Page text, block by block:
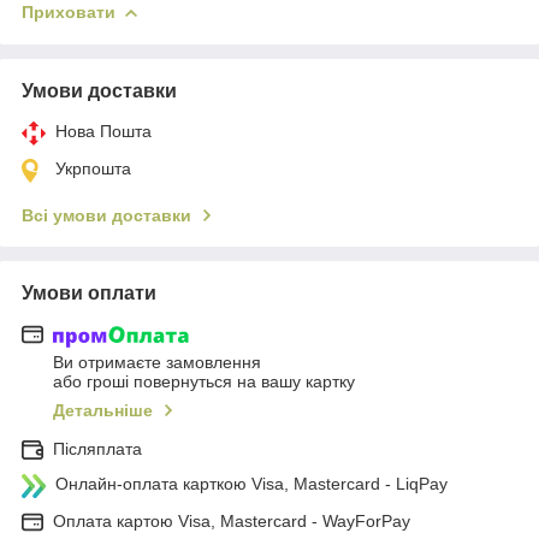
Приховати
Умови доставки
Нова Пошта
Укрпошта
Всі умови доставки
Умови оплати
Ви отримаєте замовлення
або гроші повернуться на вашу картку
Детальніше
Післяплата
Онлайн-оплата карткою Visa, Mastercard - LiqPay
Оплата картою Visa, Mastercard - WayForPay